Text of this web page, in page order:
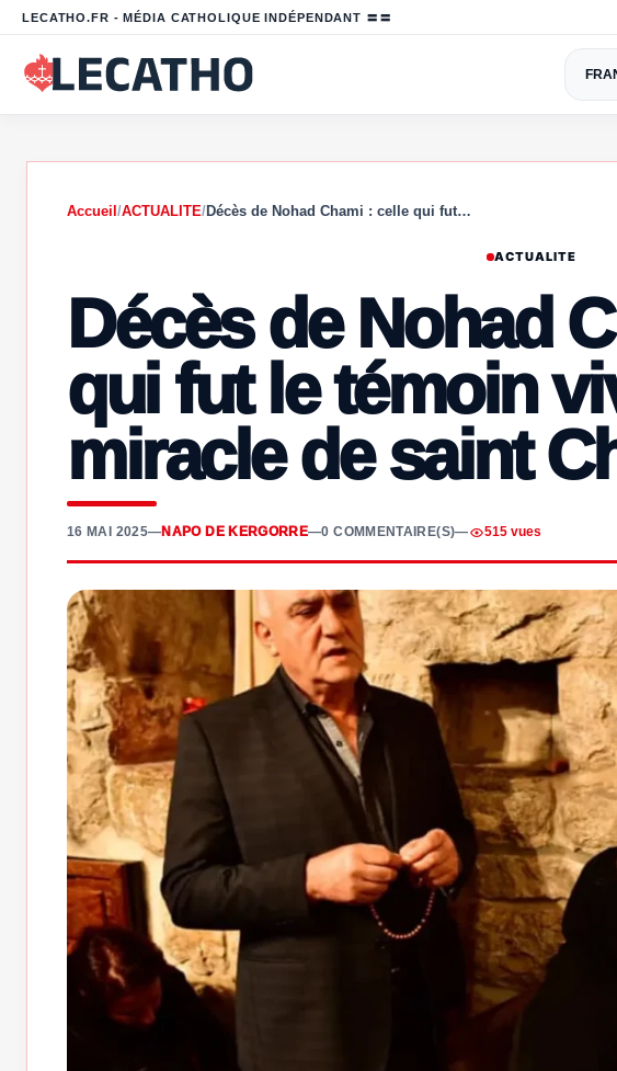
LECATHO.FR - MÉDIA CATHOLIQUE INDÉPENDANT 〓〓
Accueil /ACTUALITE/Décès de Nohad Chami : celle qui fut…
ACTUALITE
Décès de Nohad
qui fut le témoin
miracle de saint
16 MAI 2025—NAPO DE KERGORRE—0 COMMENTAIRE(S)— 515 vues